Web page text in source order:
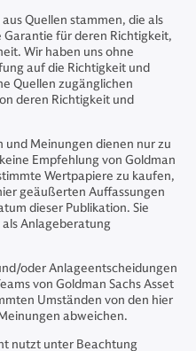
Quellen stammen, die als
für deren Richtigkeit,
Wir haben uns ohne
auf die Richtigkeit und
Quellen zugänglichen
deren Richtigkeit und
Meinungen dienen nur zu
Empfehlung von Goldman
Wertpapiere zu kaufen,
geäußerten Auffassungen
dieser Publikation. Sie
Anlageberatung
oder Anlageentscheidungen
von Goldman Sachs Asset
Umständen von den hier
abweichen.
nutzt unter Beachtung